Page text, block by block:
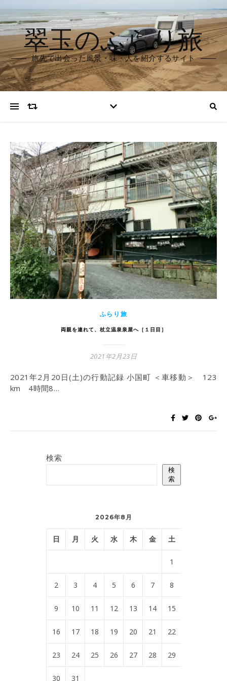
翠玉のふらり旅
旅先で出会った風景・味・人を紹介するサイト
ふらり旅
両親を連れて、杖立温泉泉屋へ［１日目］
2021年2月23日
2021年2月20日(土)の行動記録 小国町 ＜車移動＞ 123
km 4時間8…
検索
検
索
2026年8月
日 月 火 水 木 金 土
1
2 3 4 5 6 7 8
9 10 11 12 13 14 15
16 17 18 19 20 21 22
23 24 25 26 27 28 29
30 31